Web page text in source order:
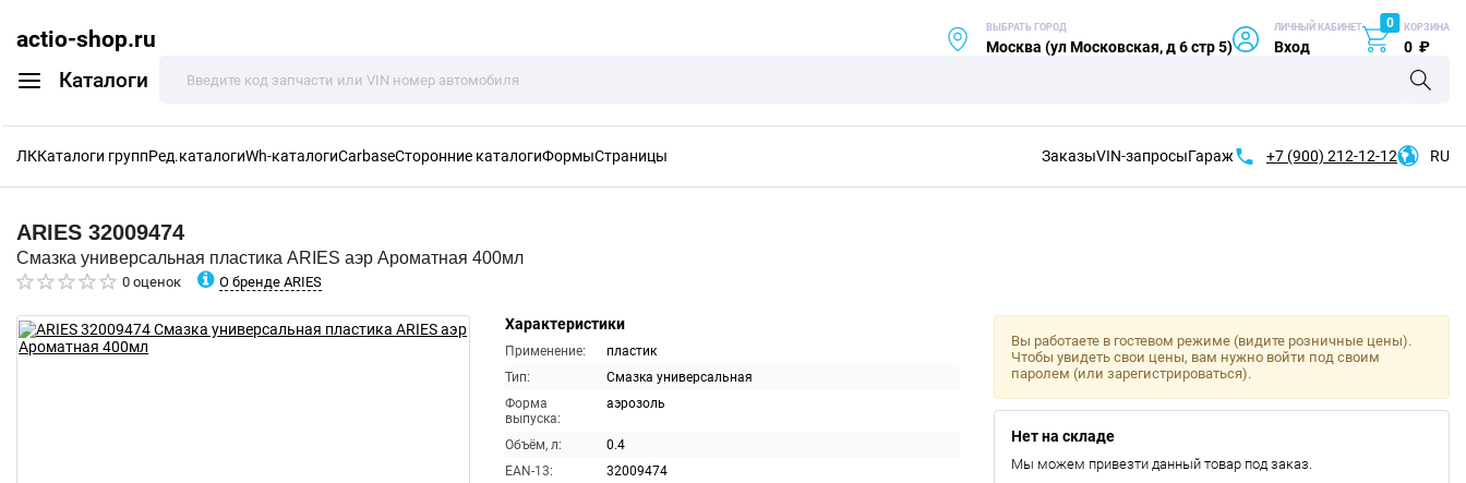
actio-shop.ru
Каталоги
ВЫБРАТЬ ГОРОД
Москва (ул Московская, д 6 стр 5)
ЛИЧНЫЙ КАБИНЕТ
Вход
0 КОРЗИНА
0 ₽
ЛККаталоги группРед.каталогиWh-каталогиCarbaseСторонние каталогиФормыСтраницы ЗаказыVIN-запросыГараж +7 (900) 212-12-12 RU
ARIES 32009474
Смазка универсальная пластика ARIES аэр Ароматная 400мл
0 оценок О бренде ARIES
Характеристики
Применение:
пластик
Тип:
Смазка универсальная
Форма
выпуска:
аэрозоль
Объём, л:
0.4
EAN-13:
32009474
Вы работаете в гостевом режиме (видите розничные цены).
Чтобы увидеть свои цены, вам нужно войти под своим
паролем (или зарегистрироваться).
Нет на складе
Мы можем привезти данный товар под заказ.